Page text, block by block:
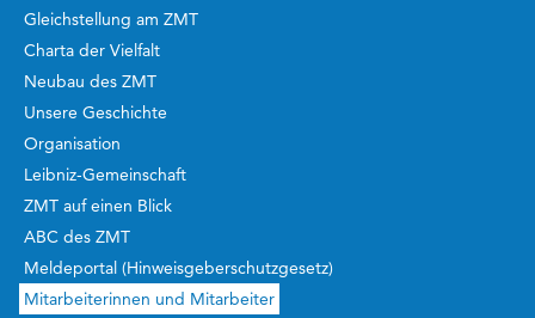
Gleichstellung am ZMT
Charta der Vielfalt
Neubau des ZMT
Unsere Geschichte
Organisation
Leibniz-Gemeinschaft
ZMT auf einen Blick
ABC des ZMT
Meldeportal (Hinweisgeberschutzgesetz)
Mitarbeiterinnen und Mitarbeiter